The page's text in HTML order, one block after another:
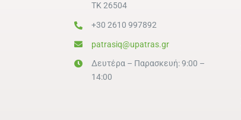
ΤΚ 26504
+30 2610 997892
patrasiq@upatras.gr
Δευτέρα – Παρασκευή: 9:00 –
14:00